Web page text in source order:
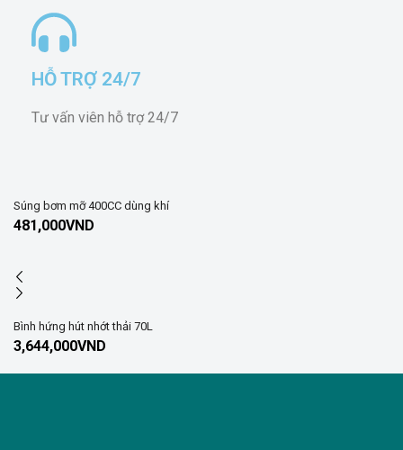
HỖ TRỢ 24/7
Tư vấn viên hỗ trợ 24/7
Súng bơm mỡ 400CC dùng khí
481,000VND
Bình hứng hút nhớt thải 70L
3,644,000VND